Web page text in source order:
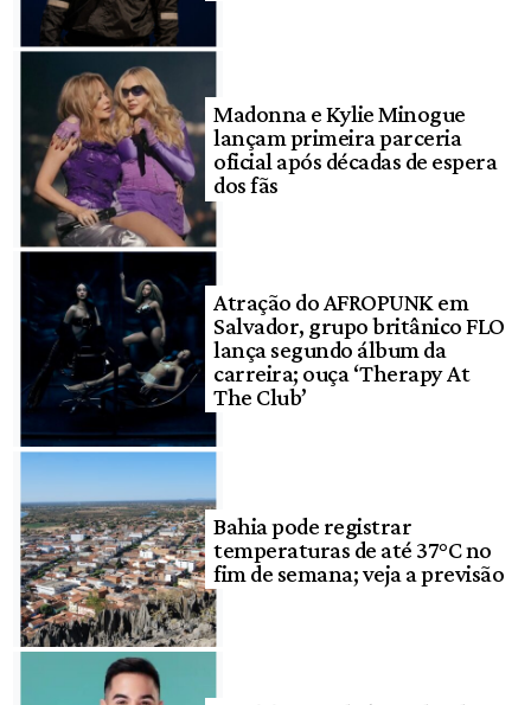
Madonna e Kylie Minogue
lançam primeira parceria
oficial após décadas de espera
dos fãs
Atração do AFROPUNK em
Salvador, grupo britânico FLO
lança segundo álbum da
carreira; ouça ‘Therapy At
The Club’
Bahia pode registrar
temperaturas de até 37°C no
fim de semana; veja a previsão